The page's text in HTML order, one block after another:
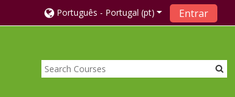
Português - Portugal ‎(pt)‎ Entrar